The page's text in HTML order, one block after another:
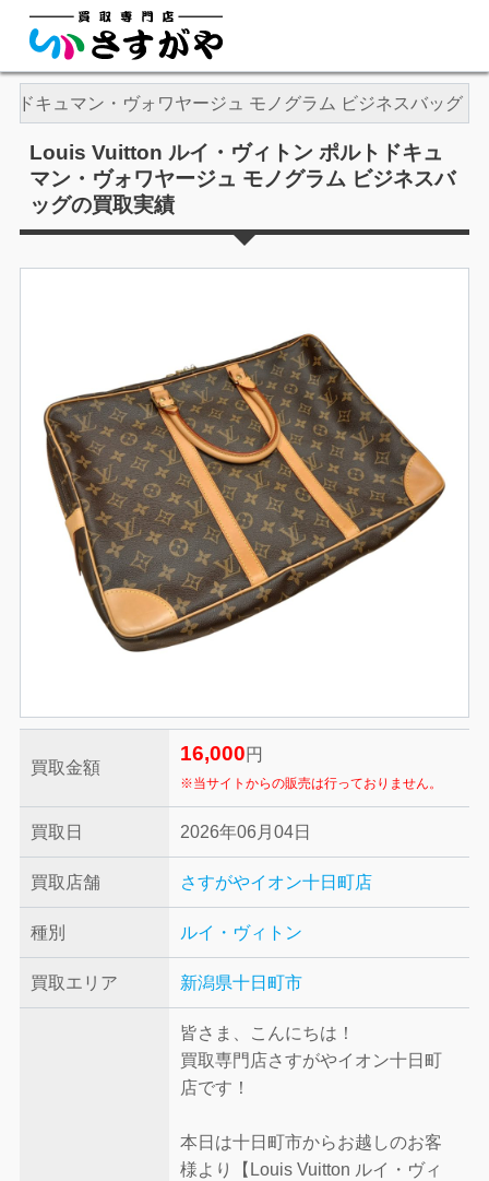
ドキュマン・ヴォワヤージュ モノグラム ビジネスバッグ
Louis Vuitton ルイ・ヴィトン ポルトドキュ
マン・ヴォワヤージュ モノグラム ビジネスバ
ッグの買取実績
買取金額
16,000 円
※当サイトからの販売は行っておりません。
買取日 2026年06月04日
買取店舗 さすがやイオン十日町店
種別 ルイ・ヴィトン
買取エリア 新潟県十日町市
皆さま、こんにちは！
買取専門店さすがやイオン十日町
店です！
本日は十日町市からお越しのお客
様より【Louis Vuitton ルイ・ヴィ